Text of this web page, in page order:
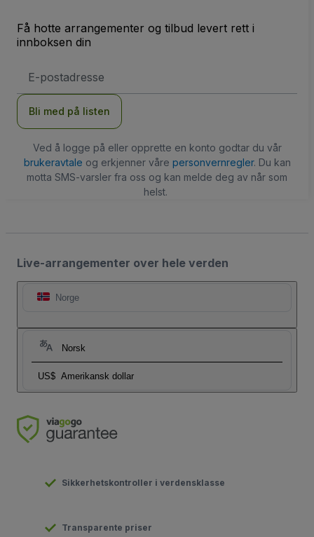
Få hotte arrangementer og tilbud levert rett i
innboksen din
postadresse
Bli med på listen
Ved å logge på eller opprette en konto godtar du vår
brukeravtale og erkjenner våre personvernregler. Du kan
motta SMS-varsler fra oss og kan melde deg av når som
helst.
Live-arrangementer over hele verden
Norge
Norsk
US$ Amerikansk dollar
Sikkerhetskontroller i verdensklasse
Transparente priser